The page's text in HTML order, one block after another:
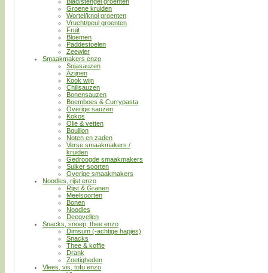
Blad/stengel groenten
Groene kruiden
Wortel/knol groenten
Vrucht/peul groenten
Fruit
Bloemen
Paddestoelen
Zeewier
Smaakmakers enzo
Sojasauzen
Azijnen
Kook wijn
Chilisauzen
Bonensauzen
Boemboes & Currypasta
Overige sauzen
Kokos
Olie & vetten
Bouillon
Noten en zaden
Verse smaakmakers /
kruiden
Gedroogde smaakmakers
Suiker soorten
Overige smaakmakers
Noodles, rijst enzo
Rijst & Granen
Meelsoorten
Bonen
Noodles
Deegvellen
Snacks, snoep, thee enzo
Dimsum (-achtige hapjes)
Snacks
Thee & koffie
Drank
Zoetigheden
Vlees, vis, tofu enzo